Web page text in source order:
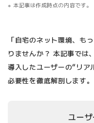
本記事は作成時点の内容です。
「自宅のネット環境、も
りませんか？ 本記事では
導入したユーザーの“リ
必要性を徹底解剖します。
ユー